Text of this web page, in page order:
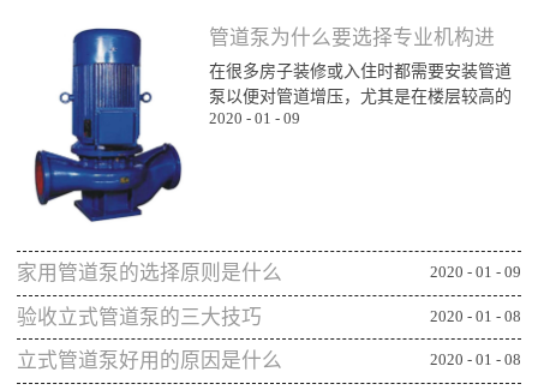
管道泵为什么要选择专业机构进
行购买
在很多房子装修或入住时都需要安装管道
泵以便对管道增压，尤其是在楼层较高的
楼层为了能顺利用水更对管道增压安装专
一、可获得较规范的售后专业的管道泵生
产机构或厂家往往能更重视售后服务，毕
竟设备类的产品选择专业机构可相应获得
更全面的售后服务，并能及时为出现问题
的管...
2020 - 01 - 09
家用管道泵的选择原则是什么 2020 - 01 - 09
验收立式管道泵的三大技巧 2020 - 01 - 08
立式管道泵好用的原因是什么 2020 - 01 - 08